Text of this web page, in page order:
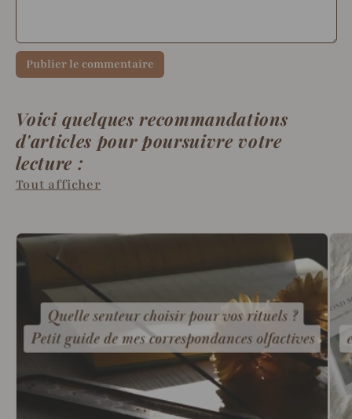
Publier le commentaire
Voici quelques recommandations
d'articles pour poursuivre votre
lecture :
Tout afficher